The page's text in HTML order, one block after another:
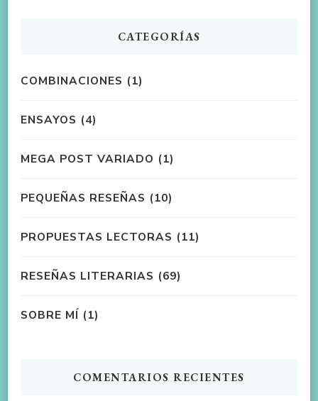
CATEGORÍAS
COMBINACIONES (1)
ENSAYOS (4)
MEGA POST VARIADO (1)
PEQUEÑAS RESEÑAS (10)
PROPUESTAS LECTORAS (11)
RESEÑAS LITERARIAS (69)
SOBRE MÍ (1)
COMENTARIOS RECIENTES